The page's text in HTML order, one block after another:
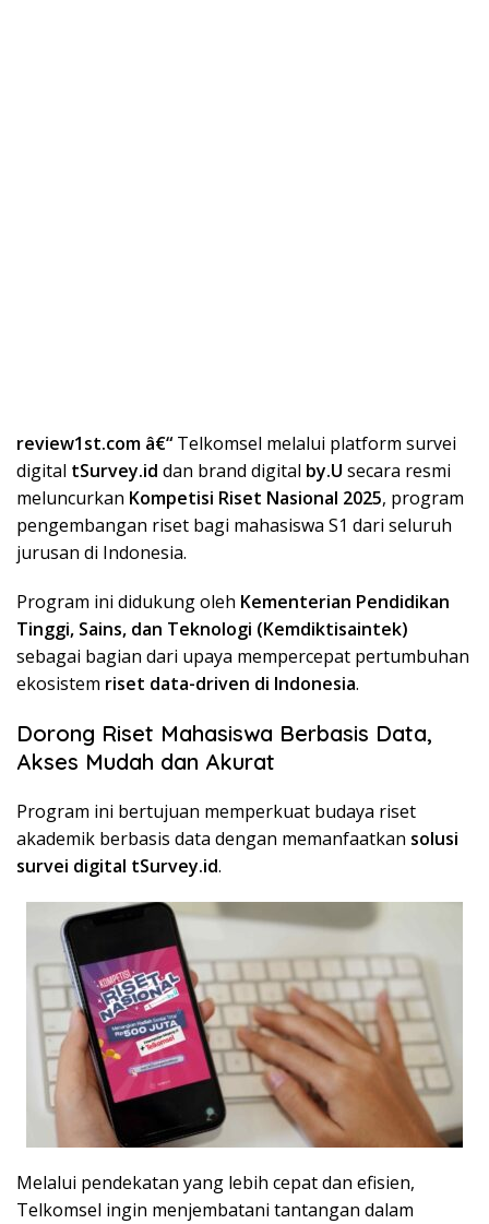
review1st.com â€“ Telkomsel melalui platform survei
digital tSurvey.id dan brand digital by.U secara resmi
meluncurkan Kompetisi Riset Nasional 2025, program
pengembangan riset bagi mahasiswa S1 dari seluruh
jurusan di Indonesia.
Program ini didukung oleh Kementerian Pendidikan
Tinggi, Sains, dan Teknologi (Kemdiktisaintek)
sebagai bagian dari upaya mempercepat pertumbuhan
ekosistem riset data-driven di Indonesia.
Dorong Riset Mahasiswa Berbasis Data,
Akses Mudah dan Akurat
Program ini bertujuan memperkuat budaya riset
akademik berbasis data dengan memanfaatkan solusi
survei digital tSurvey.id.
Melalui pendekatan yang lebih cepat dan efisien,
Telkomsel ingin menjembatani tantangan dalam